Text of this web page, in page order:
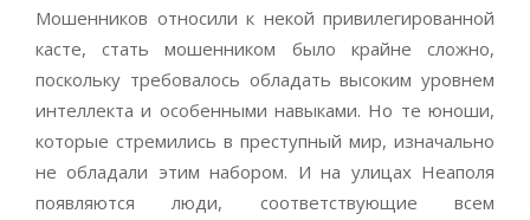
Мошенников относили к некой привилегированной
касте, стать мошенником было крайне сложно,
поскольку требовалось обладать высоким уровнем
интеллекта и особенными навыками. Но те юноши,
которые стремились в преступный мир, изначально
не обладали этим набором. И на улицах Неаполя
появляются люди, соответствующие всем